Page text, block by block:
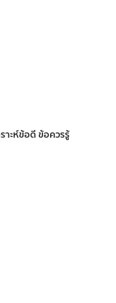
ะห์ข้อดี ข้อควรรู้